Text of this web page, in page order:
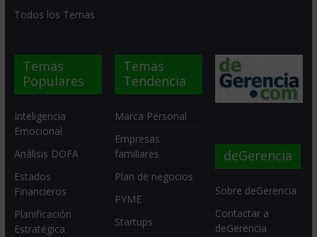
Todos los Temas
Temas
Populares
Inteligencia
Emocional
Análisis DOFA
Estados
Financieros
Planificación
Estratégica
Temas
Tendencia
Marca Personal
Empresas
familiares
Plan de negocios
PYME
Startups
deGerencia
Sobre deGerencia
Contactar a
deGerencia